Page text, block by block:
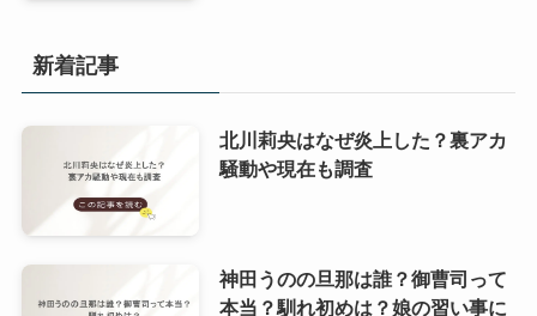
新着記事
北川莉央はなぜ炎上した？裏アカ
騒動や現在も調査
神田うのの旦那は誰？御曹司って
本当？馴れ初めは？娘の習い事に